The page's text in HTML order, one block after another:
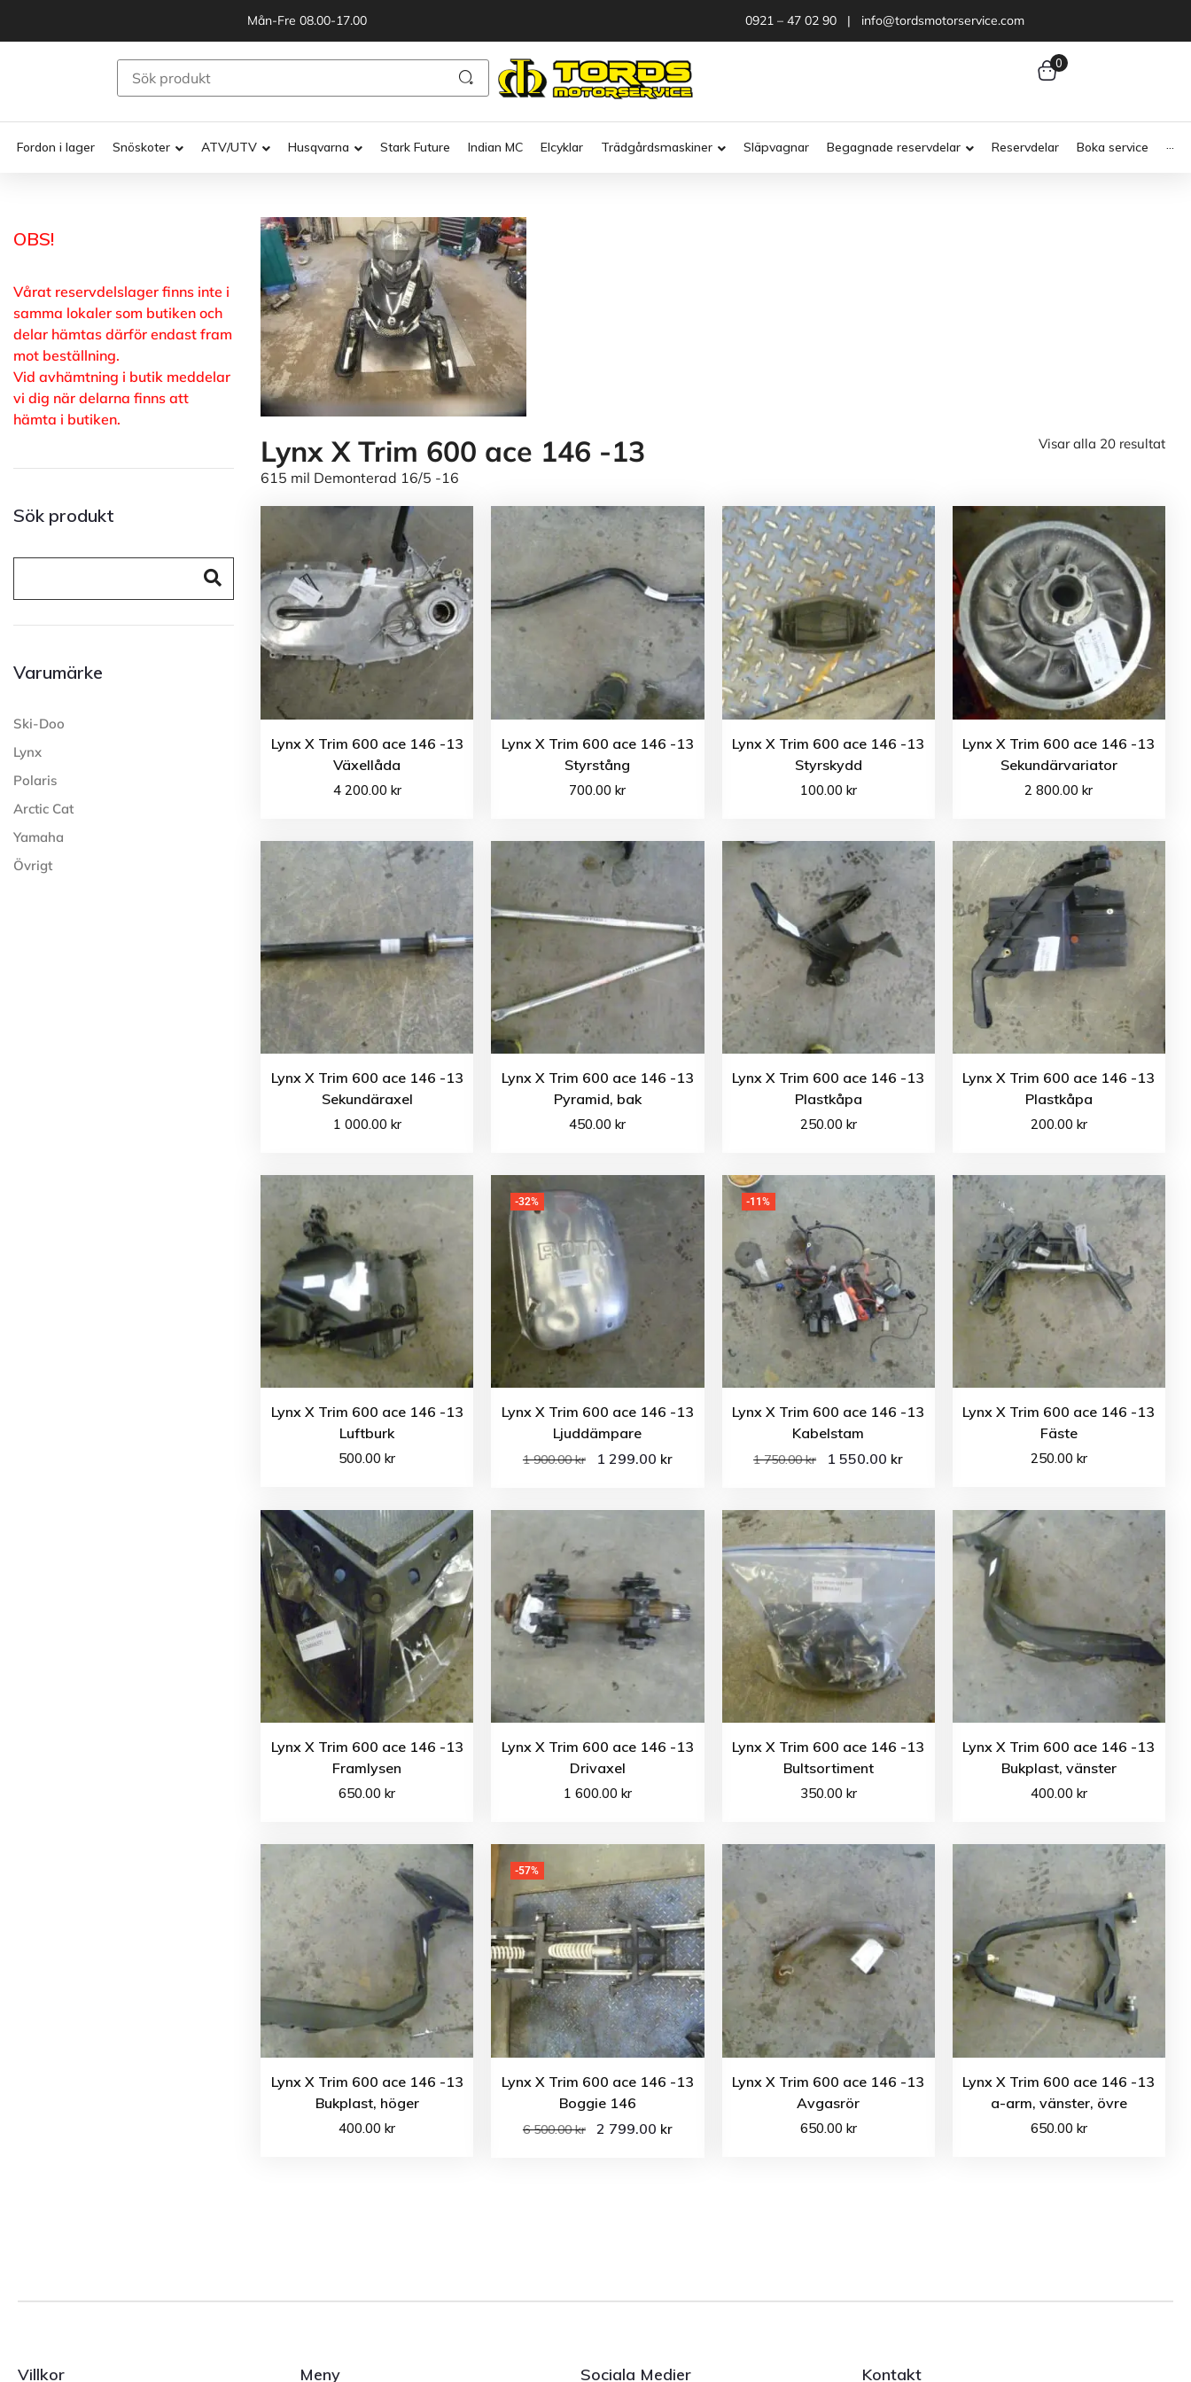
Mån-Fre 08.00-17.00 0921 – 47 02 90 | info@tordsmotorservice.com
0
Fordon i lager Snöskoter ATV/UTV Husqvarna Stark Future Indian MC Elcyklar Trädgårdsmaskiner Släpvagnar Begagnade reservdelar Reservdelar Boka service ···
OBS!
Vårat reservdelslager finns inte i
samma lokaler som butiken och
delar hämtas därför endast fram
mot beställning.
Vid avhämtning i butik meddelar
vi dig när delarna finns att
hämta i butiken.
Sök produkt
Varumärke
Ski-Doo
Lynx
Polaris
Arctic Cat
Yamaha
Övrigt
Lynx X Trim 600 ace 146 -13 Visar alla 20 resultat
615 mil Demonterad 16/5 -16
Lynx X Trim 600 ace 146 -13
Växellåda
4 200.00 kr
Lynx X Trim 600 ace 146 -13
Styrstång
700.00kr
Lynx X Trim 600 ace 146 -13
Styrskydd
100.00 kr
Lynx X Trim 600 ace 146 -13
Sekundärvariator
2 800.00kr
Lynx X Trim 600 ace 146 -13
Sekundäraxel
1 000.00 kr
Lynx X Trim 600 ace 146 -13
Pyramid, bak
450.00kr
Lynx X Trim 600 ace 146 -13
Plastkåpa
250.00 kr
Lynx X Trim 600 ace 146 -13
Plastkåpa
200.00 kr
Lynx X Trim 600 ace 146 -13
Luftburk
500.00kr
-32%
Lynx X Trim 600 ace 146 -13
Ljuddämpare
1 900.00kr 1 299.00 kr
-11%
Lynx X Trim 600 ace 146 -13
Kabelstam
1 750.00kr 1 550.00 kr
Lynx X Trim 600 ace 146 -13
Fäste
250.00 kr
Lynx X Trim 600 ace 146 -13
Framlysen
650.00kr
Lynx X Trim 600 ace 146 -13
Drivaxel
1 600.00 kr
Lynx X Trim 600 ace 146 -13
Bultsortiment
350.00 kr
Lynx X Trim 600 ace 146 -13
Bukplast, vänster
400.00 kr
Lynx X Trim 600 ace 146 -13
Bukplast, höger
400.00kr
-57%
Lynx X Trim 600 ace 146 -13
Boggie 146
6 500.00kr 2 799.00 kr
Lynx X Trim 600 ace 146 -13
Avgasrör
650.00 kr
Lynx X Trim 600 ace 146 -13
a-arm, vänster, övre
650.00 kr
Villkor Meny Sociala Medier Kontakt